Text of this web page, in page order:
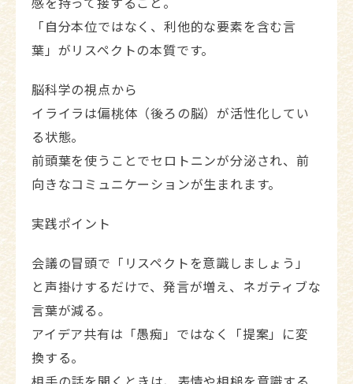
「自分本位ではなく、利他的な要素を含む言
葉」がリスペクトの本質です。
脳科学の視点から
イライラは偏桃体（後ろの脳）が活性化してい
る状態。
前頭葉を使うことでセロトニンが分泌され、前
向きなコミュニケーションが生まれます。
実践ポイント
会議の冒頭で「リスペクトを意識しましょう」
と声掛けするだけで、発言が増え、ネガティブな
言葉が減る。
アイデア共有は「愚痴」ではなく「提案」に変
換する。